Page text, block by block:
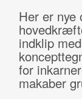
Her er nye
indklip
for
makaber